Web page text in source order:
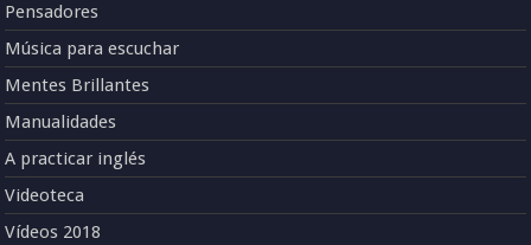
Pensadores
Música para escuchar
Mentes Brillantes
Manualidades
A practicar inglés
Videoteca
Vídeos 2018